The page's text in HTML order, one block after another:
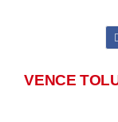
VENCE